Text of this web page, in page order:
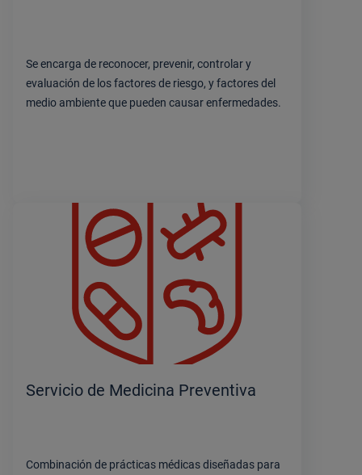
Se encarga de reconocer, prevenir, controlar y
evaluación de los factores de riesgo, y factores del
medio ambiente que pueden causar enfermedades.
Servicio de Medicina Preventiva
Combinación de prácticas médicas diseñadas para